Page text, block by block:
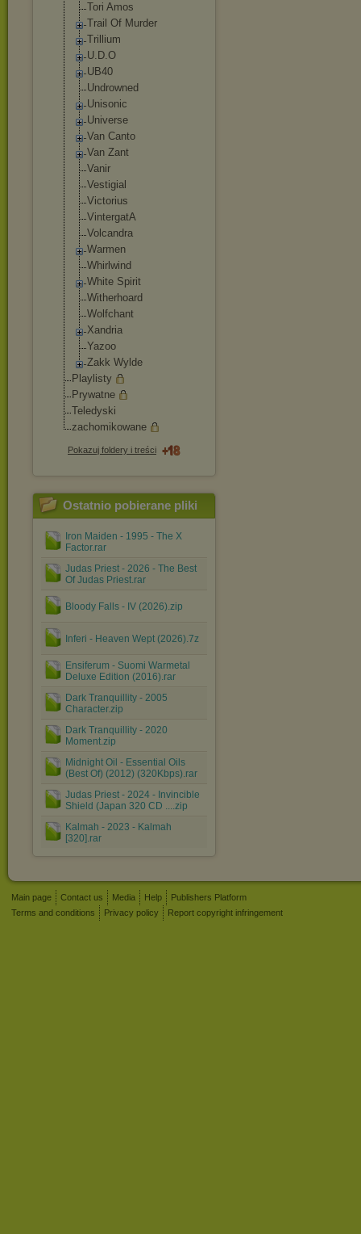
Tori Amos
Trail Of Murder
Trillium
U.D.O
UB40
Undrowned
Unisonic
Universe
Van Canto
Van Zant
Vanir
Vestigial
Victorius
VintergatA
Volcandra
Warmen
Whirlwind
White Spirit
Witherhoard
Wolfchant
Xandria
Yazoo
Zakk Wylde
Playlisty
Prywatne
Teledyski
zachomikowane
Pokazuj foldery i treści
Ostatnio pobierane pliki
Iron Maiden - 1995 - The X
Factor.rar
Judas Priest - 2026 - The Best
Of Judas Priest.rar
Bloody Falls - IV (2026).zip
Inferi - Heaven Wept (2026).7z
Ensiferum - Suomi Warmetal
Deluxe Edition (2016).rar
Dark Tranquillity - 2005
Character.zip
Dark Tranquillity - 2020
Moment.zip
Midnight Oil - Essential Oils
(Best Of) (2012) (320Kbps).rar
Judas Priest - 2024 - Invincible
Shield (Japan 320 CD ....zip
Kalmah - 2023 - Kalmah
[320].rar
Main page Contact us Media Help
Publishers Platform
Terms and conditions
Privacy policy Report copyright infringement